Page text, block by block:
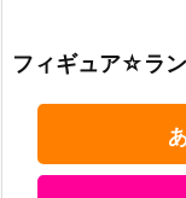
フィギュア☆ラ